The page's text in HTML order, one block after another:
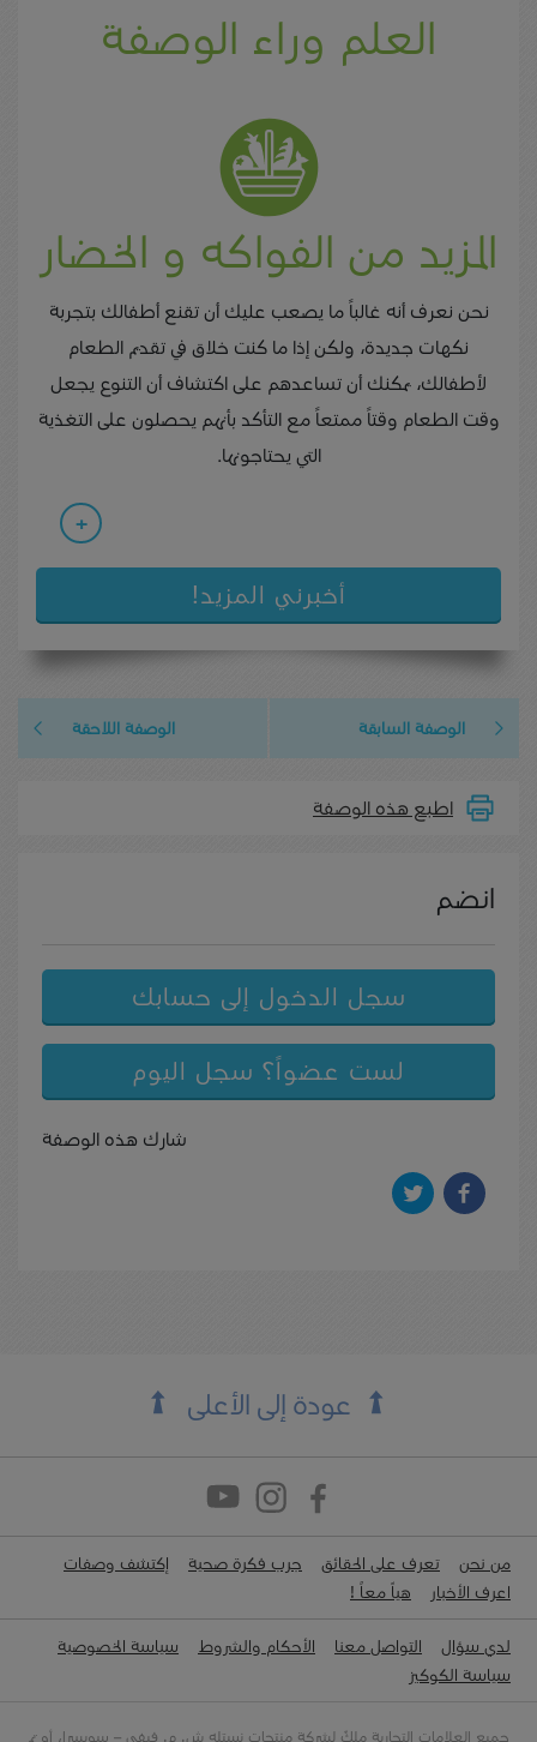
العلم وراء الوصفة
المزيد من الفواكه و الخضار
نحن نعرف أنه غالباً ما يصعب عليك أن تقنع أطفالك بتجربة
نكهات جديدة، ولكن إذا ما كنت خلاق في تقديم الطعام
لأطفالك، يمكنك أن تساعدهم على اكتشاف أن التنوع يجعل
وقت الطعام وقتاً ممتعاً مع التأكد بأنهم يحصلون على التغذية
التي يحتاجونها.
+
أخبرني المزيد!
الوصفة اللاحقة الوصفة السابقة
اطبع هذه الوصفة
انضم
سجل الدخول إلى حسابك
لست عضواً؟ سجل اليوم
شارك هذه الوصفة
عودة إلى الأعلى
من نحن تعرف على الحقائق جرب فكرة صحية
إكتشف وصفات
اعرف الأخبار
هياّ معاً !
لدي سؤال التواصل معنا الأحكام والشروط
سياسة الخصوصية
سياسة الكوكيز
جميع العلامات التجارية ملكٌ لشركة منتجات نستله ش. م. فيفي – سويسرا، أو تم